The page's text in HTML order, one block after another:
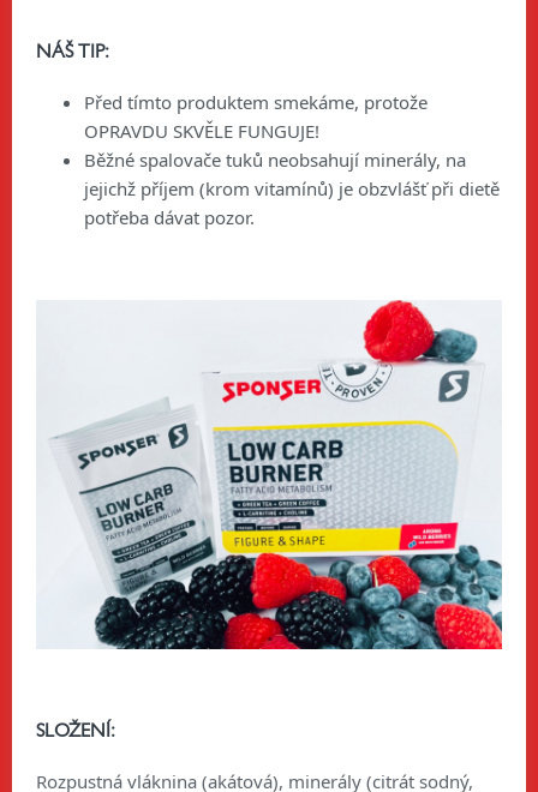
NÁŠ TIP:
Před tímto produktem smekáme, protože
OPRAVDU SKVĚLE FUNGUJE!
Běžné spalovače tuků neobsahují minerály, na
jejichž příjem (krom vitamínů) je obzvlášť při dietě
potřeba dávat pozor.
SLOŽENÍ:
Rozpustná vláknina (akátová), minerály (citrát sodný,